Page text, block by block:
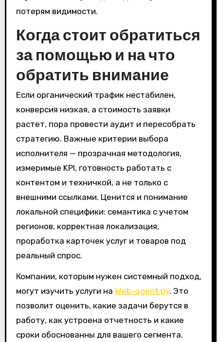
потерям видимости.
Когда стоит обратиться
за помощью и на что
обратить внимание
Если органический трафик нестабилен,
конверсия низкая, а стоимость заявки
растет, пора провести аудит и пересобрать
стратегию. Важные критерии выбора
исполнителя — прозрачная методология,
измеримые KPI, готовность работать с
контентом и техничкой, а не только с
внешними ссылками. Ценится и понимание
локальной специфики: семантика с учетом
регионов, корректная локализация,
проработка карточек услуг и товаров под
реальный спрос.
Компании, которым нужен системный подход,
могут изучить услуги на Web-agent.by. Это
позволит оценить, какие задачи берутся в
работу, как устроена отчетность и какие
сроки обоснованны для вашего сегмента.